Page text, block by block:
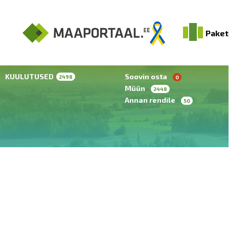
KUULUTUSED 2498 Soovin osta 0
Müün 2448
Annan rendile 50